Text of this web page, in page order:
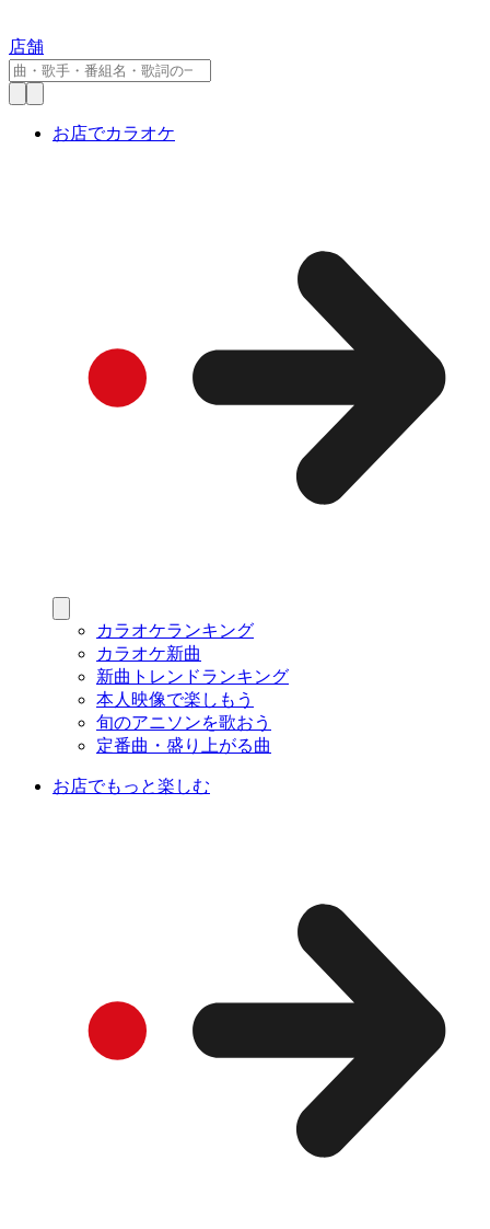
店舗
お店でカラオケ
カラオケランキング
カラオケ新曲
新曲トレンドランキング
本人映像で楽しもう
旬のアニソンを歌おう
定番曲・盛り上がる曲
お店でもっと楽しむ